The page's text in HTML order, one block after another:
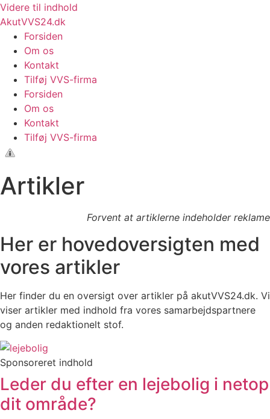
Videre til indhold
AkutVVS24.dk
Forsiden
Om os
Kontakt
Tilføj VVS-firma
Forsiden
Om os
Kontakt
Tilføj VVS-firma
Artikler
Forvent at artiklerne indeholder reklame
Her er hovedoversigten med
vores artikler
Her finder du en oversigt over artikler på akutVVS24.dk. Vi
viser artikler med indhold fra vores samarbejdspartnere
og anden redaktionelt stof.
Sponsoreret indhold
Leder du efter en lejebolig i netop
dit område?